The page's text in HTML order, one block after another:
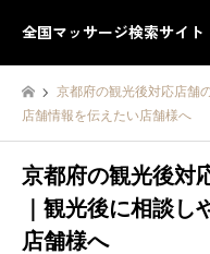
全国マッサージ検索サイト
京都府の観光後対応店舗
店舗情報を伝えたい店舗様へ
京都府の観光後対
｜観光後に相談
店舗様へ